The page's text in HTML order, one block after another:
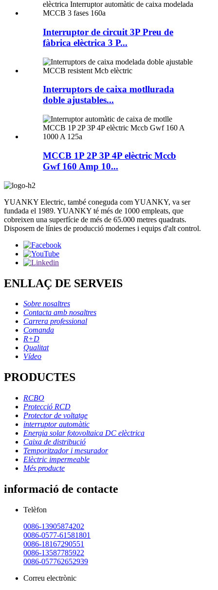
Interruptor de circuit 3P Preu de
fàbrica elèctrica 3 P...
Interruptors de caixa motllurada
doble ajustables...
MCCB 1P 2P 3P 4P elèctric Mccb
Gwf 160 Amp 10...
YUANKY Electric, també coneguda com YUANKY, va ser
fundada el 1989. YUANKY té més de 1000 empleats, que
cobreixen una superfície de més de 65.000 metres quadrats.
Disposem de línies de producció modernes i equips d'alt control.
ENLLAÇ DE SERVEIS
Sobre nosaltres
Contacta amb nosaltres
Carrera professional
Comanda
R+D
Qualitat
Vídeo
PRODUCTES
RCBO
Protecció RCD
Protector de voltatge
interruptor automàtic
Energia solar fotovoltaica DC elèctrica
Caixa de distribució
Temporitzador i mesurador
Elèctric impermeable
Més producte
informació de contacte
Telèfon
0086-13905874202
0086-0577-61581801
0086-18167290551
0086-13587785922
0086-057762652939
Correu electrònic